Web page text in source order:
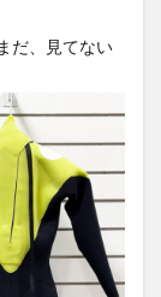
だ、見てない